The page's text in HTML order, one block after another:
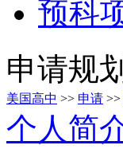
预科
申请规划
美国高中 >> 申请 >>
个人简